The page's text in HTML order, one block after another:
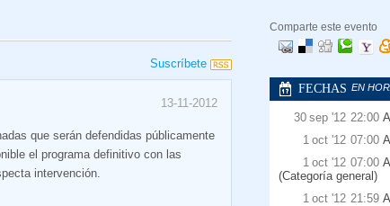
Suscríbete
13-11-2012
que serán defendidas públicamente
el programa definitivo con las
intervención.
Comparte este evento
FECHAS EN
30 sep '12 22:00
1 oct '12 07:00
1 oct '12 07:00
(Categoría general)
1 oct '12 21:59